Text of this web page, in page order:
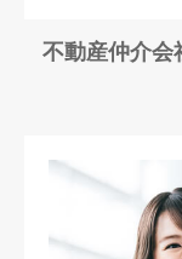
不動産仲介会